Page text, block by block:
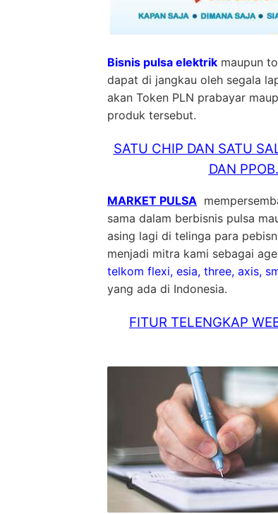
Bisnis pulsa elektrik maupun
dapat di jangkau oleh segala
akan Token PLN prabayar
produk tersebut.
SATU CHIP DAN SATU
DAN
MARKET PULSA
sama dalam berbisnis pulsa
asing lagi di telinga para
menjadi mitra kami sebagai
telkom flexi, esia, three, axis,
yang ada di Indonesia.
FITUR TELENGKAP